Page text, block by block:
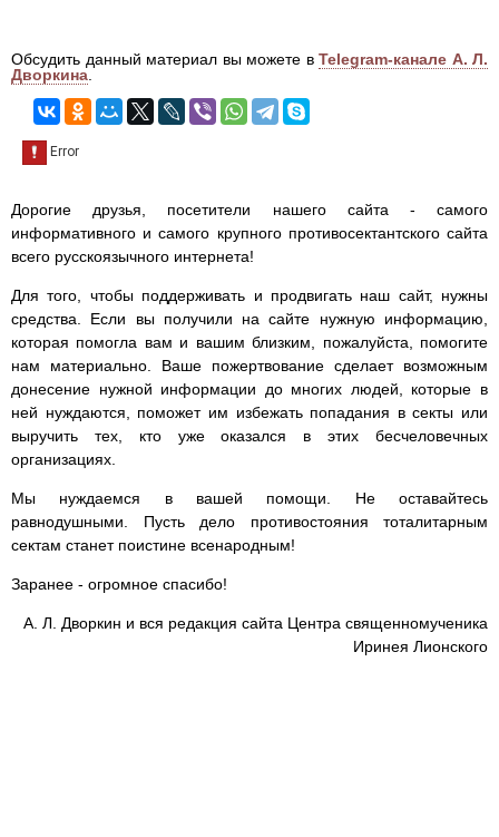
Обсудить данный материал вы можете в Telegram-канале А. Л.
Дворкина.
Дорогие друзья, посетители нашего сайта - самого
информативного и самого крупного противосектантского сайта
всего русскоязычного интернета!
Для того, чтобы поддерживать и продвигать наш сайт, нужны
средства. Если вы получили на сайте нужную информацию,
которая помогла вам и вашим близким, пожалуйста, помогите
нам материально. Ваше пожертвование сделает возможным
донесение нужной информации до многих людей, которые в
ней нуждаются, поможет им избежать попадания в секты или
выручить тех, кто уже оказался в этих бесчеловечных
организациях.
Мы нуждаемся в вашей помощи. Не оставайтесь
равнодушными. Пусть дело противостояния тоталитарным
сектам станет поистине всенародным!
Заранее - огромное спасибо!
А. Л. Дворкин и вся редакция сайта Центра священномученика
Иринея Лионского